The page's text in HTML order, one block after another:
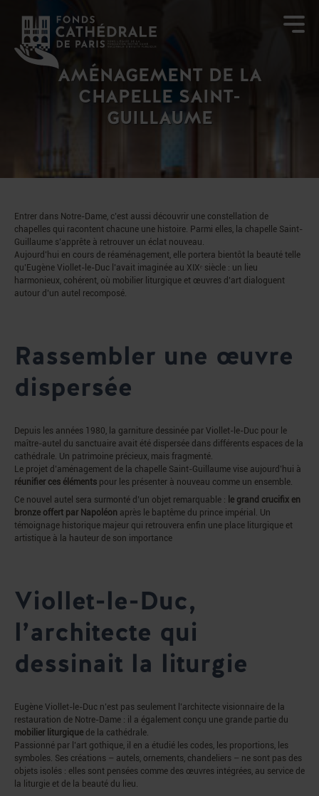
AMÉNAGEMENT DE LA
CHAPELLE SAINT-
GUILLAUME
Entrer dans Notre-Dame, c’est aussi découvrir une constellation de
chapelles qui racontent chacune une histoire. Parmi elles, la chapelle Saint-
Guillaume s’apprête à retrouver un éclat nouveau.
Aujourd’hui en cours de réaménagement, elle portera bientôt la beauté telle
qu’Eugène Viollet-le-Duc l’avait imaginée au XIXᵉ siècle : un lieu
harmonieux, cohérent, où mobilier liturgique et œuvres d’art dialoguent
autour d’un autel recomposé.
Rassembler une œuvre
dispersée
Depuis les années 1980, la garniture dessinée par Viollet-le-Duc pour le
maître-autel du sanctuaire avait été dispersée dans différents espaces de la
cathédrale. Un patrimoine précieux, mais fragmenté.
Le projet d’aménagement de la chapelle Saint-Guillaume vise aujourd’hui à
réunifier ces éléments pour les présenter à nouveau comme un ensemble.
Ce nouvel autel sera surmonté d’un objet remarquable : le grand crucifix en
bronze offert par Napoléon après le baptême du prince impérial. Un
témoignage historique majeur qui retrouvera enfin une place liturgique et
artistique à la hauteur de son importance
Viollet-le-Duc,
l’architecte qui
dessinait la liturgie
Eugène Viollet-le-Duc n’est pas seulement l’architecte visionnaire de la
restauration de Notre-Dame : il a également conçu une grande partie du
mobilier liturgique de la cathédrale.
Passionné par l’art gothique, il en a étudié les codes, les proportions, les
symboles. Ses créations – autels, ornements, chandeliers – ne sont pas des
objets isolés : elles sont pensées comme des œuvres intégrées, au service de
la liturgie et de la beauté du lieu.